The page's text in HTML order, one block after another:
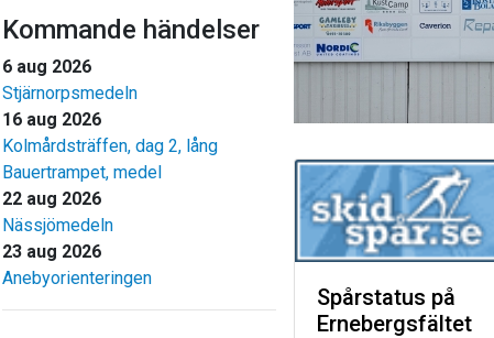
Kommande händelser
6 aug 2026
Stjärnorpsmedeln
16 aug 2026
Kolmårdsträffen, dag 2, lång
Bauertrampet, medel
22 aug 2026
Nässjömedeln
23 aug 2026
Anebyorienteringen
Spårstatus på
Ernebergsfältet